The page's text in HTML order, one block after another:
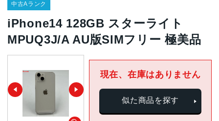
中古Aランク
iPhone14 128GB スターライト
MPUQ3J/A AU版SIMフリー 極美品
現在、在庫はありません
似た商品を探す